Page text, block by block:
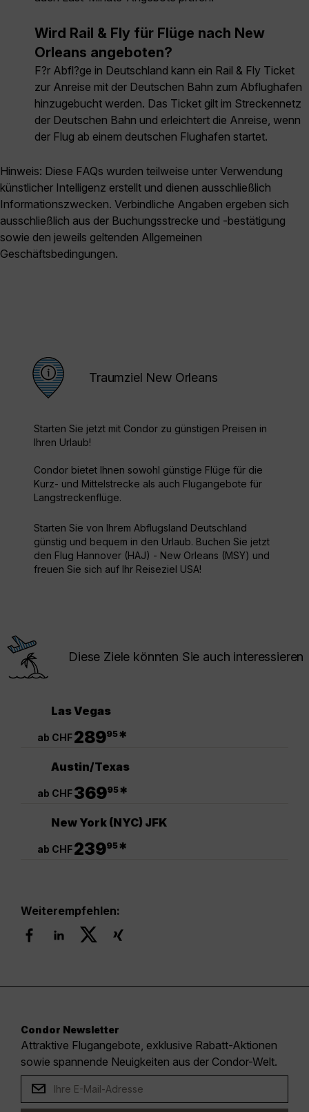
Wird Rail & Fly für Flüge nach New
Orleans angeboten?
F?r Abfl?ge in Deutschland kann ein Rail & Fly Ticket
zur Anreise mit der Deutschen Bahn zum Abflughafen
hinzugebucht werden. Das Ticket gilt im Streckennetz
der Deutschen Bahn und erleichtert die Anreise, wenn
der Flug ab einem deutschen Flughafen startet.
Hinweis: Diese FAQs wurden teilweise unter Verwendung
künstlicher Intelligenz erstellt und dienen ausschließlich
Informationszwecken. Verbindliche Angaben ergeben sich
ausschließlich aus der Buchungsstrecke und -bestätigung
sowie den jeweils geltenden Allgemeinen
Geschäftsbedingungen.
Traumziel New Orleans
Starten Sie jetzt mit Condor zu günstigen Preisen in
Ihren Urlaub!
Condor bietet Ihnen sowohl günstige Flüge für die
Kurz- und Mittelstrecke als auch Flugangebote für
Langstreckenflüge.
Starten Sie von Ihrem Abflugsland Deutschland
günstig und bequem in den Urlaub. Buchen Sie jetzt
den Flug Hannover (HAJ) - New Orleans (MSY) und
freuen Sie sich auf Ihr Reiseziel USA!
Diese Ziele könnten Sie auch interessieren
Las Vegas
ab CHF28995*
Austin/Texas
ab CHF36995*
New York (NYC) JFK
ab CHF23995*
Weiterempfehlen:
Condor Newsletter
Attraktive Flugangebote, exklusive Rabatt-Aktionen
sowie spannende Neuigkeiten aus der Condor-Welt.